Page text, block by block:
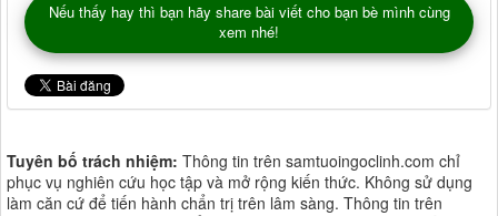
Nếu thấy hay thì bạn hãy share bài viết cho bạn bè mình cùng
xem nhé!
Tuyên bố trách nhiệm: Thông tin trên samtuoingoclinh.com chỉ
phục vụ nghiên cứu học tập và mở rộng kiến thức. Không sử dụng
làm căn cứ để tiến hành chẩn trị trên lâm sàng. Thông tin trên